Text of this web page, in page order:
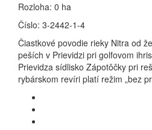
Rozloha: 0 ha
Číslo: 3-2442-1-4
Čiastkové povodie rieky Nitra od
peších v Prievidzi pri golfovom
Prievidza sídlisko Zápotôčky pri
rybárskom revíri platí režim „bez